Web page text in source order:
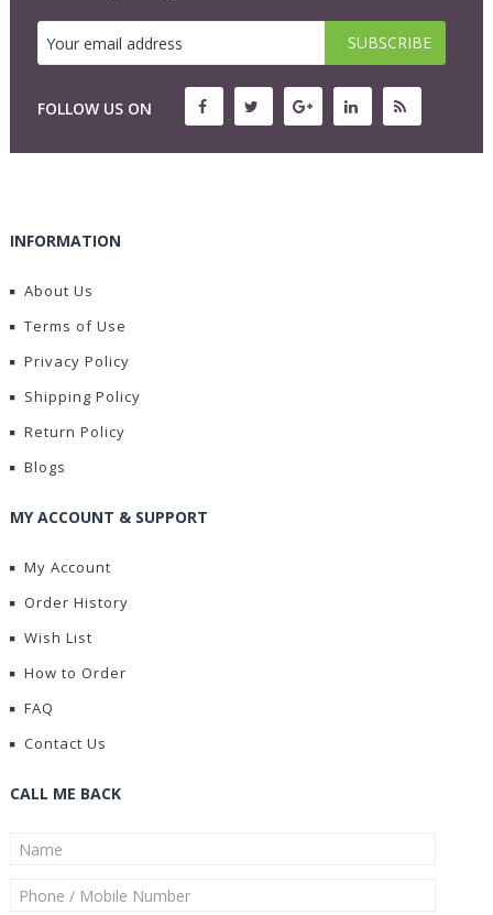
FOLLOW US ON
INFORMATION
About Us
Terms of Use
Privacy Policy
Shipping Policy
Return Policy
Blogs
MY ACCOUNT & SUPPORT
My Account
Order History
Wish List
How to Order
FAQ
Contact Us
CALL ME BACK